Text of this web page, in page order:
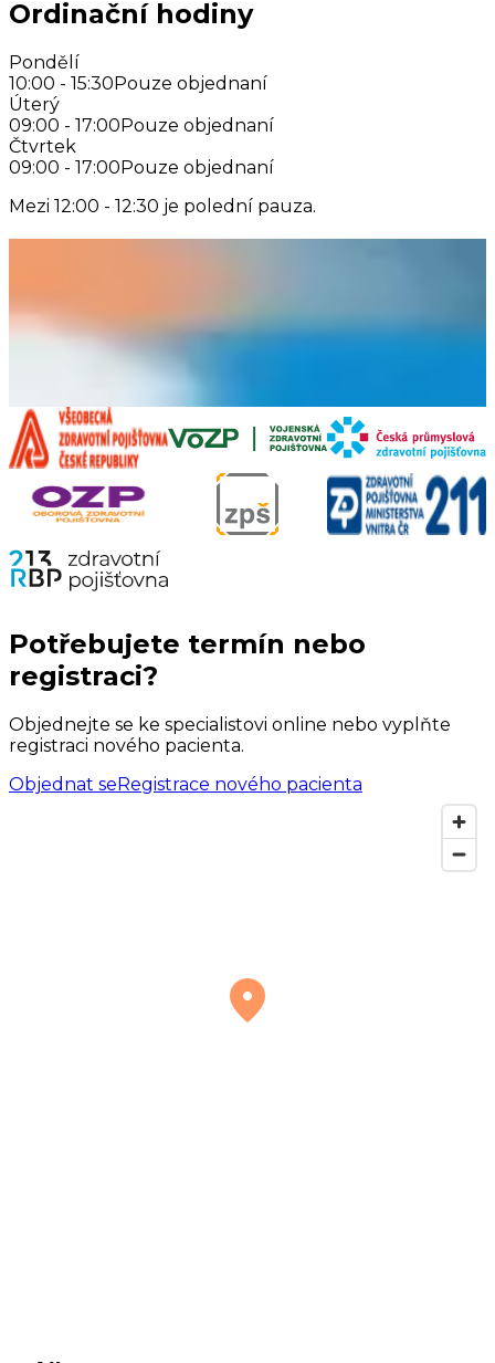
Ordinační hodiny
Pondělí
10:00 - 15:30 Pouze objednaní
Úterý
09:00 - 17:00 Pouze objednaní
Čtvrtek
09:00 - 17:00 Pouze objednaní
Mezi 12:00 - 12:30 je polední pauza.
MUDr. Jana Ftáčnik
Potřebujete termín nebo
registraci?
Objednejte se ke specialistovi online nebo vyplňte
registraci nového pacienta.
Objednat seRegistrace nového pacienta